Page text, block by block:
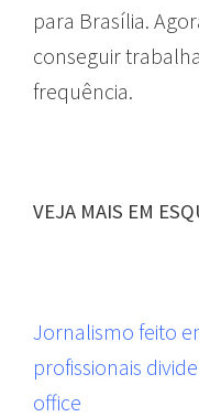
para Brasília.
conseguir
frequência.
VEJA MAIS EM
Jornalismo feito
profissionais
office